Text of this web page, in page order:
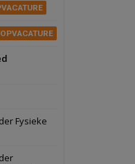
Bekijk
Fysieke